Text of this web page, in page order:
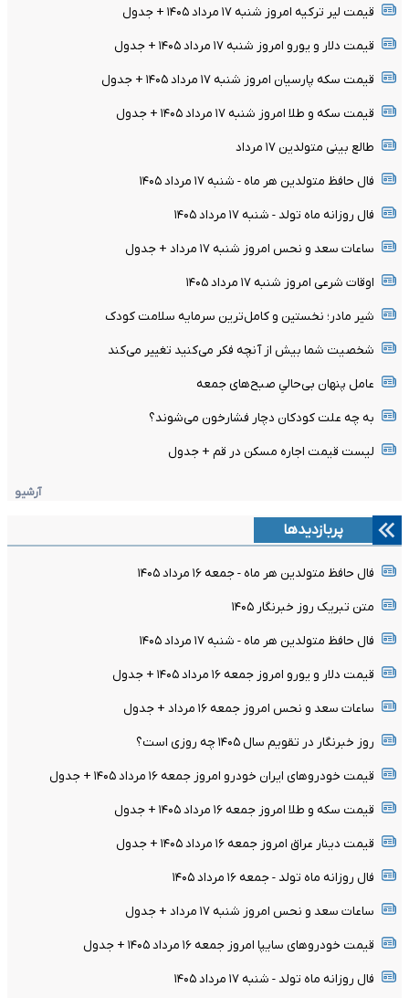
قیمت لیر ترکیه امروز شنبه ۱۷ مرداد ۱۴۰۵ + جدول
قیمت دلار و یورو امروز شنبه ۱۷ مرداد ۱۴۰۵ + جدول
قیمت سکه پارسیان امروز شنبه ۱۷ مرداد ۱۴۰۵ + جدول
قیمت سکه و طلا امروز شنبه ۱۷ مرداد ۱۴۰۵ + جدول
طالع بینی متولدین ۱۷ مرداد
فال حافظ متولدین هر ماه - شنبه ۱۷ مرداد ۱۴۰۵
فال روزانه ماه تولد - شنبه ۱۷ مرداد ۱۴۰۵
ساعات سعد و نحس امروز شنبه ۱۷ مرداد + جدول
اوقات شرعی امروز شنبه ۱۷ مرداد ۱۴۰۵
شیر مادر؛ نخستین و کامل‌ترین سرمایه سلامت کودک
شخصیت شما بیش از آنچه فکر می‌کنید تغییر می‌کند
عامل پنهان بی‌حالیِ صبح‌های جمعه
به چه علت کودکان دچار فشارخون می‌شوند؟
لیست قیمت اجاره مسکن در قم + جدول
آرشیو
پربازدیدها
فال حافظ متولدین هر ماه - جمعه ۱۶ مرداد ۱۴۰۵
متن تبریک روز خبرنگار ۱۴۰۵
فال حافظ متولدین هر ماه - شنبه ۱۷ مرداد ۱۴۰۵
قیمت دلار و یورو امروز جمعه ۱۶ مرداد ۱۴۰۵ + جدول
ساعات سعد و نحس امروز جمعه ۱۶ مرداد + جدول
روز خبرنگار در تقویم سال ۱۴۰۵ چه روزی است؟
قیمت خودرو‌های ایران خودرو امروز جمعه ۱۶ مرداد ۱۴۰۵ + جدول
قیمت سکه و طلا امروز جمعه ۱۶ مرداد ۱۴۰۵ + جدول
قیمت دینار عراق امروز جمعه ۱۶ مرداد ۱۴۰۵ + جدول
فال روزانه ماه تولد - جمعه ۱۶ مرداد ۱۴۰۵
ساعات سعد و نحس امروز شنبه ۱۷ مرداد + جدول
قیمت خودرو‌های سایپا امروز جمعه ۱۶ مرداد ۱۴۰۵ + جدول
فال روزانه ماه تولد - شنبه ۱۷ مرداد ۱۴۰۵